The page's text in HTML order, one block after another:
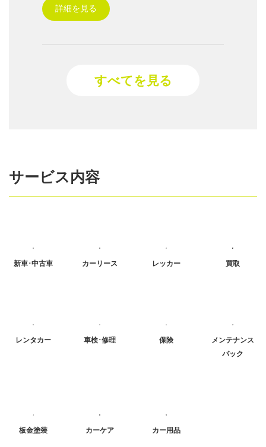
詳細を見る
すべてを見る
サービス内容
新車･中古車 カーリース レッカー 買取
レンタカー 車検･修理 保険
メンテナンス
パック
板金塗装 カーケア カー用品